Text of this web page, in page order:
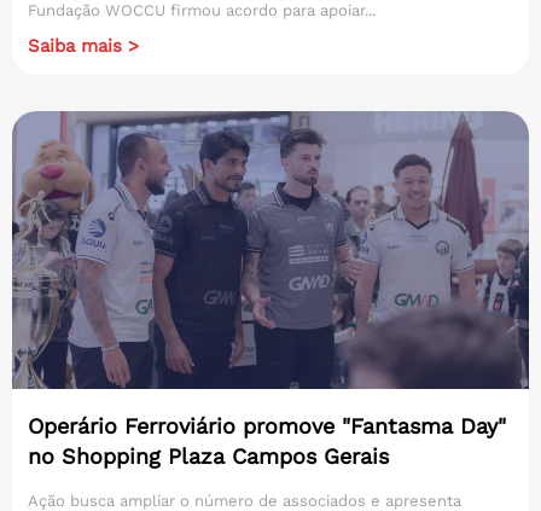
Fundação WOCCU firmou acordo para apoiar...
Saiba mais >
Operário Ferroviário promove "Fantasma Day"
no Shopping Plaza Campos Gerais
Ação busca ampliar o número de associados e apresenta